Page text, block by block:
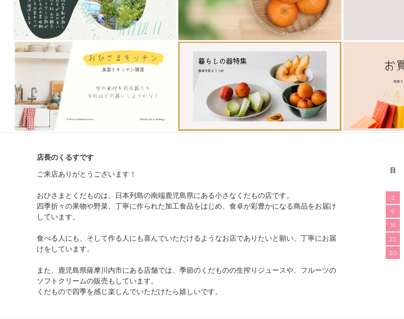
店長のくるすです
ご来店ありがとうございます！
おひさまとくだものは、日本列島の南端鹿児島県にある小さなくだもの店です。
四季折々の果物や野菜、丁寧に作られた加工食品をはじめ、食卓が彩豊かになる商品をお届け
しています。
食べる人にも、そして作る人にも喜んでいただけるようなお店でありたいと願い、丁寧にお届
けをしています。
また、鹿児島県薩摩川内市にある店舗では、季節のくだものの生搾りジュースや、フルーツの
ソフトクリームの販売もしています。
くだもので四季を感じ楽しんでいただけたら嬉しいです。
日
2
9
16
23
30